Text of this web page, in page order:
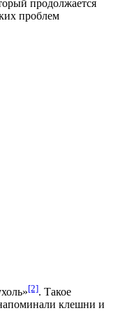
продолжается
проблем
[2]. Такое
клешни и